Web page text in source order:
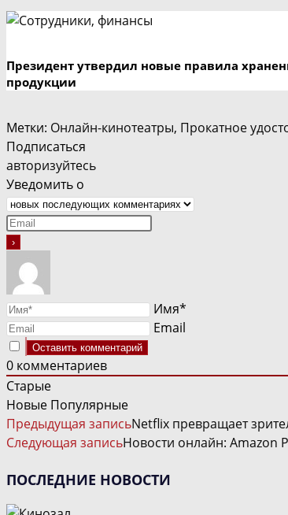
Президент утвердил новые правила
продукции
Метки: Онлайн-кинотеатры, Прокатное
Подписаться
авторизуйтесь
Уведомить о
Имя*
Email
0 комментариев
Старые
Новые Популярные
ЧИТАТЬ
ДАЛЕЕ
СТАТЬИ
Предыдущая записьNetflix превращает
Следующая записьНовости онлайн: Amazon
ПОСЛЕДНИЕ НОВОСТИ